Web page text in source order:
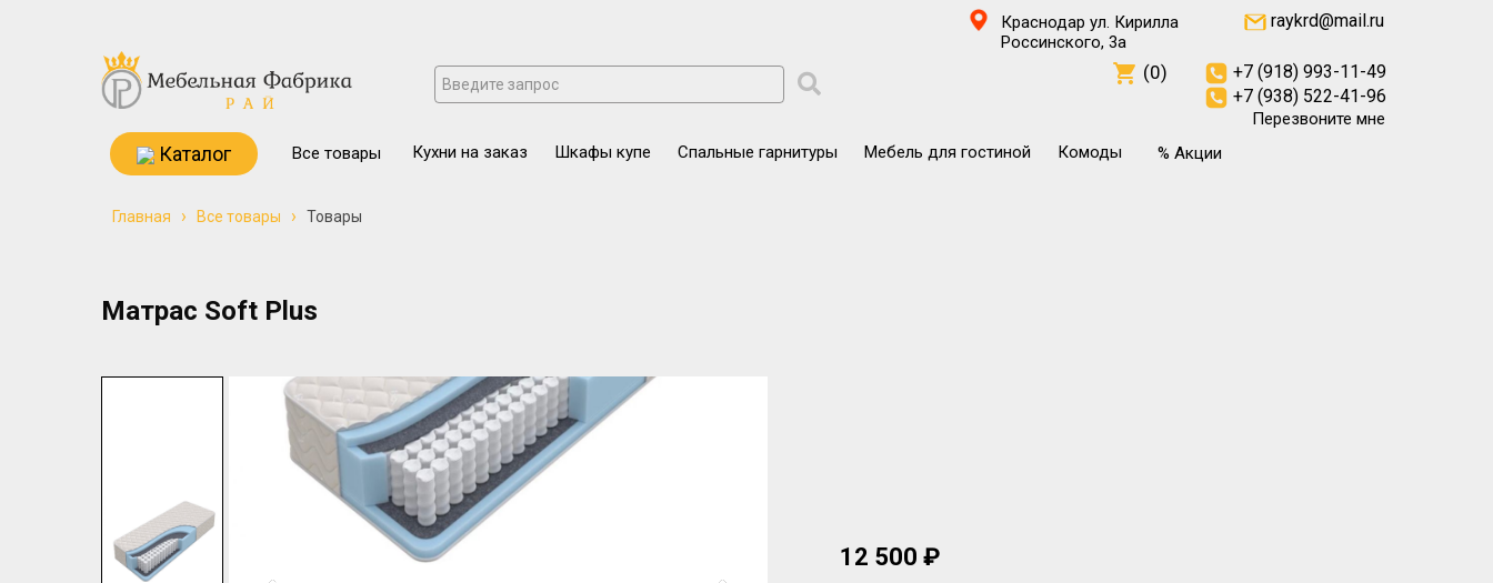
Краснодар ул. Кирилла
Россинского, 3а
raykrd@mail.ru
Перезвоните мне
Кухни на заказ
Шкафы купе Спальные гарнитуры Мебель для гостиной Комоды
Все товары % Акции
Каталог
(0)
+7 (918) 993-11-49
+7 (938) 522-41-96
Главная › Все товары › Товары
Матрас Soft Plus
12 500 ₽